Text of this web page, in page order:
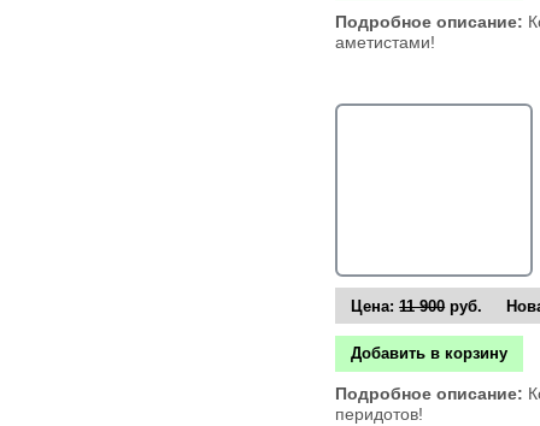
Подробное описание:
аметистами!
Цена:11 900руб.
Добавить в корзину
Подробное описание:
перидотов!